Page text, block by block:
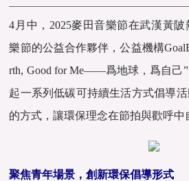
4月中，2025麥田音樂節在武漢黃
樂節的公益合作夥伴，公益機構
rth, Good for Me——爲地球，爲自己
起一系列低碳可持續生活方式倡導
的方式，讓環保理念在節拍與歡呼中
聚焦青年場景，創新環保倡導形式